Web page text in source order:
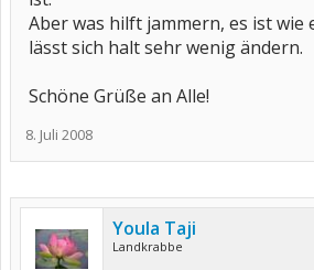
Aber was hilft jammern, es ist wie
lässt sich halt sehr wenig ändern.
Schöne Grüße an Alle!
8. Juli 2008
Youla Taji
Landkrabbe